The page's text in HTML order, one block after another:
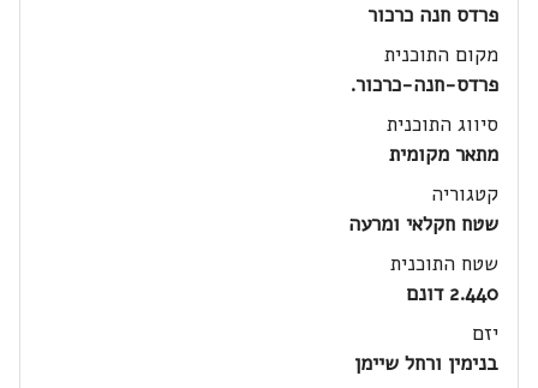
פרדס חנה כרכור
מקום התוכנית
פרדס-חנה-כרכור.
סיווג התוכנית
מתאר מקומית
קטגוריה
שטח חקלאי ומרעה
שטח התוכנית
2.440 דונם
יזם
בנימין ורחל שיימן